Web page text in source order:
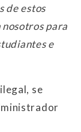
de estos
para
e
se